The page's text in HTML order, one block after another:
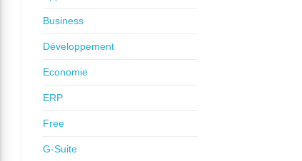
Business
Développement
Economie
ERP
Free
G-Suite